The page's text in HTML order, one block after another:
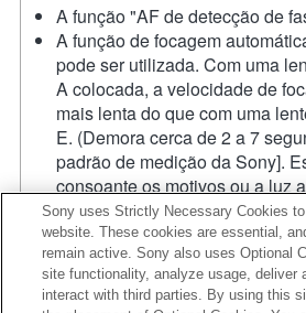
A função "AF de detecção de
A função de focagem
pode ser utilizada. Com uma
A colocada, a velocidade de
mais lenta do que com uma
E. (Demora cerca de 2 a 7
padrão de medição da Sony].
consoante os motivos ou a luz
que estiver a fotografar/filmar.)
com a focagem automática, o
da lente pode ficar registado.
Se colocar a lente de
adaptador de montagem, a
Sony uses Strictly Necessary Cookies
website. These cookies are essential,
remain active. Sony also uses Optional
site functionality, analyze usage, deliver
interact with third parties. By using this